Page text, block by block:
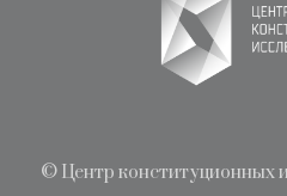
© Центр конституционных